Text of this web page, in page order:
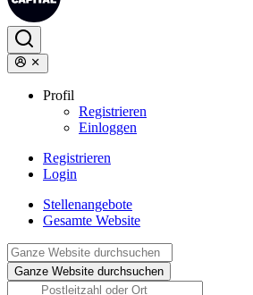
Profil
Registrieren
Einloggen
Registrieren
Login
Stellenangebote
Gesamte Website